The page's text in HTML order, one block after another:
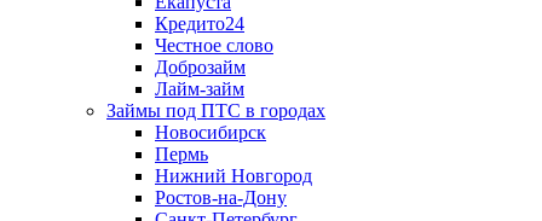
Кредито24
Честное слово
Доброзайм
Лайм-займ
Займы под ПТС в городах
Новосибирск
Пермь
Нижний Новгород
Ростов-на-Дону